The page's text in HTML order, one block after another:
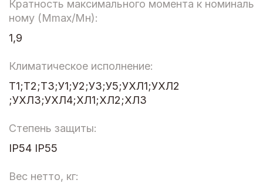
Кратность максимального момента к номиналь
ному (Мmax/Мн):
1,9
Климатическое исполнение:
Т1;Т2;Т3;У1;У2;У3;У5;УХЛ1;УХЛ2
;УХЛ3;УХЛ4;ХЛ1;ХЛ2;ХЛ3
Степень защиты:
IP54 IP55
Вес нетто, кг: